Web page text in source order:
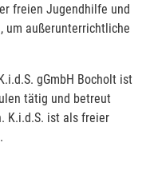
freien Jugendhilfe und
um außerunterrichtliche
gGmbH Bocholt ist
tätig und betreut
K.i.d.S. ist als freier